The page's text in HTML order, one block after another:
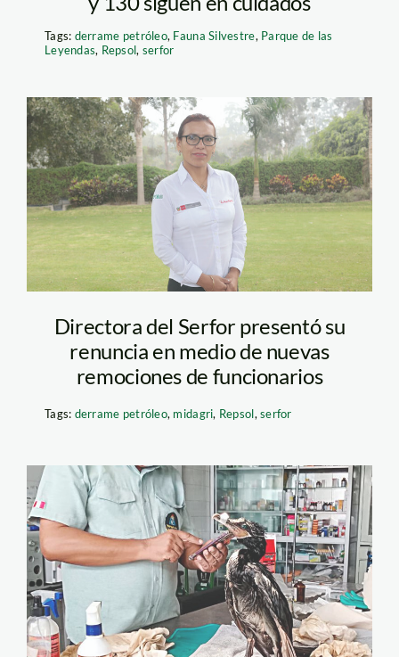
Tags: derrame petróleo, Fauna Silvestre, Parque de las
Leyendas, Repsol, serfor
directora serfor
Directora del Serfor presentó su
renuncia en medio de nuevas
remociones de funcionarios
Tags: derrame petróleo, midagri, Repsol,serfor
parque de las
leyendas – derrame
de petroleo – repsol